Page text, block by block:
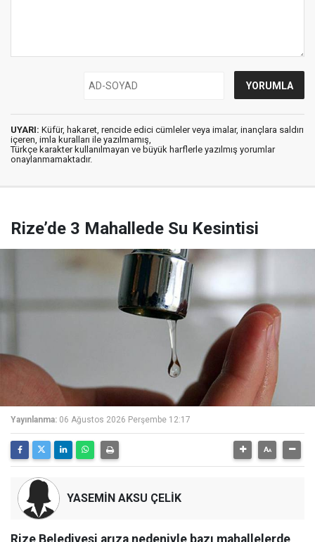
UYARI: Küfür, hakaret, rencide edici cümleler veya imalar, inançlara saldırı
içeren, imla kuralları ile yazılmamış,
Türkçe karakter kullanılmayan ve büyük harflerle yazılmış yorumlar
onaylanmamaktadır.
Rize’de 3 Mahallede Su Kesintisi
Yayınlanma: 06 Ağustos 2026 Perşembe 12:17
YASEMİN AKSU ÇELİK
Rize Belediyesi arıza nedeniyle bazı mahallelerde